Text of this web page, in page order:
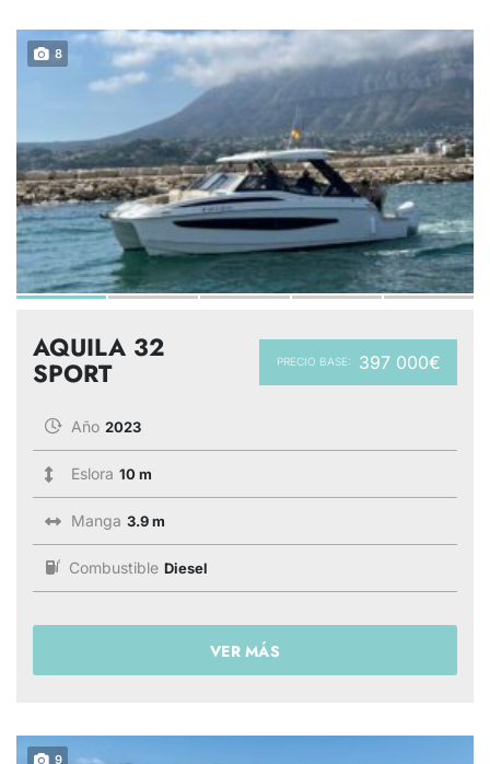
8
PRECIO BASE: 397 000€
AQUILA 32
SPORT
Año 2023
Eslora 10 m
Manga 3.9 m
Combustible Diesel
VER MÁS
9